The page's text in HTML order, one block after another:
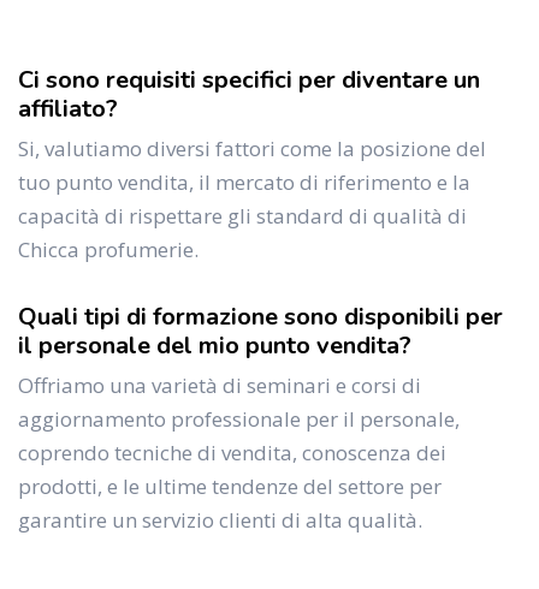
Ci sono requisiti specifici per diventare un
affiliato?
Si, valutiamo diversi fattori come la posizione del
tuo punto vendita, il mercato di riferimento e la
capacità di rispettare gli standard di qualità di
Chicca profumerie.
Quali tipi di formazione sono disponibili per
il personale del mio punto vendita?
Offriamo una varietà di seminari e corsi di
aggiornamento professionale per il personale,
coprendo tecniche di vendita, conoscenza dei
prodotti, e le ultime tendenze del settore per
garantire un servizio clienti di alta qualità.